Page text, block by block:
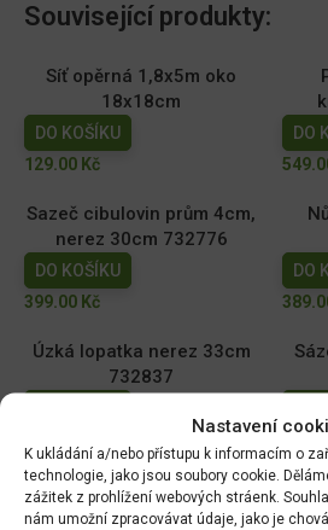
Nastavení
K ukládání a/nebo přístupu k informacím o
technologie, jako jsou soubory cookie.
zážitek z prohlížení webových stráenk.
nám umožní zpracovávat údaje, jako je
Související produkty:
Síť opěrná 1,8x5m oko
18x18cm
DO KOŠÍKU
129.00 Kč
DO
Sazeč cibulovin prům 4cm,
nerez 30cm 732776
DO KOŠÍKU
399.00 Kč
DO
Úzká lopatka nerez 33cm
732837